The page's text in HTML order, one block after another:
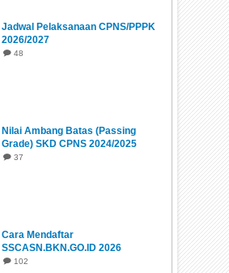
Jadwal Pelaksanaan CPNS/PPPK
2026/2027
48
Nilai Ambang Batas (Passing
Grade) SKD CPNS 2024/2025
37
Cara Mendaftar
SSCASN.BKN.GO.ID 2026
102